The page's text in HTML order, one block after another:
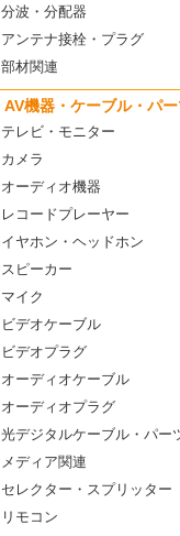
分波・分配器
アンテナ接栓・プラグ
部材関連
AV機器・ケーブル・パー
テレビ・モニター
カメラ
オーディオ機器
レコードプレーヤー
イヤホン・ヘッドホン
スピーカー
マイク
ビデオケーブル
ビデオプラグ
オーディオケーブル
オーディオプラグ
光デジタルケーブル・パー
メディア関連
セレクター・スプリッター
リモコン